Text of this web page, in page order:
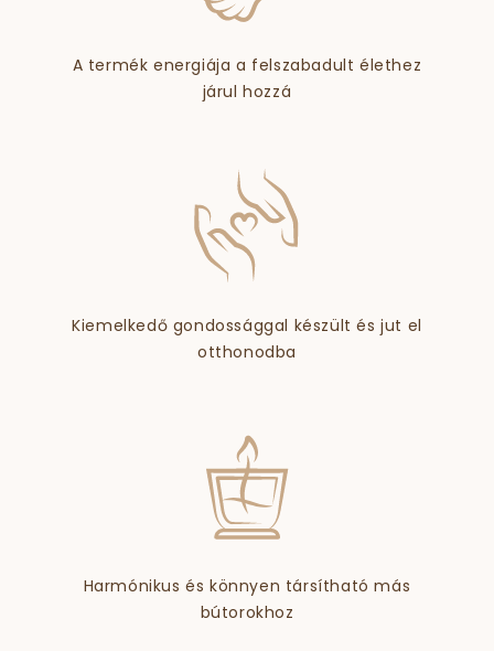
A termék energiája a felszabadult élethez
járul hozzá
Kiemelkedő gondossággal készült és jut el
otthonodba
Harmónikus és könnyen társítható más
bútorokhoz